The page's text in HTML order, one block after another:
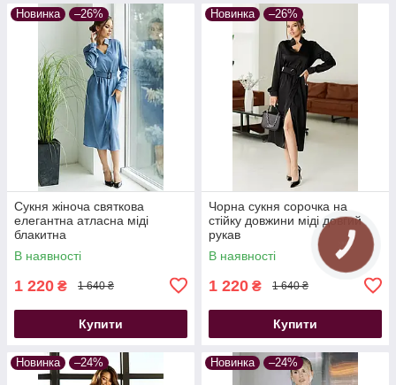
Новинка –26%
Сукня жіноча святкова
елегантна атласна міді
блакитна
В наявності
1 220 ₴ 1 640 ₴
Купити
Новинка –26%
Чорна сукня сорочка на
стійку довжини міді довгий
рукав
В наявності
1 220 ₴ 1 640 ₴
Купити
Новинка –24% Новинка –24%